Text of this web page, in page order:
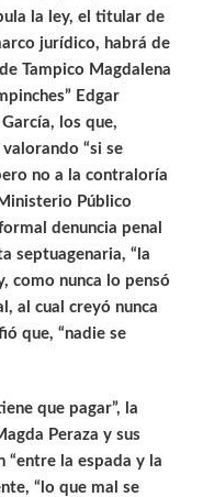
la ley, el titular de
jurídico, habrá de
Tampico Magdalena
Edgar
los que,
“si se
no a la contraloría
Público
denuncia penal
septuagenaria, “la
como nunca lo pensó
al cual creyó nunca
que, “nadie se
que pagar”, la
Peraza y sus
“entre la espada y la
“lo que mal se